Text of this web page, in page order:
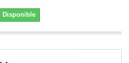
Disponible